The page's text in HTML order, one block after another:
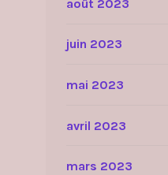
août 2023
juin 2023
mai 2023
avril 2023
mars 2023